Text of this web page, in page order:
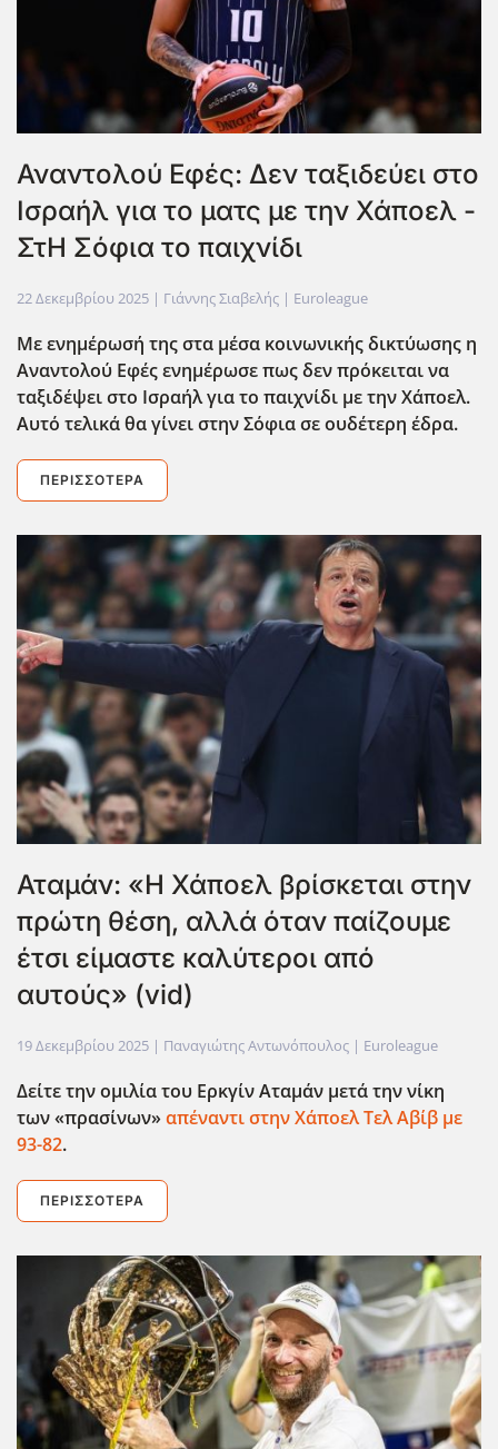
Αναντολού Εφές: Δεν ταξιδεύει στο
Ισραήλ για το ματς με την Χάποελ -
ΣτΗ Σόφια το παιχνίδι
22 Δεκεμβρίου 2025 | Γιάννης Σιαβελής | Euroleague
Με ενημέρωσή της στα μέσα κοινωνικής δικτύωσης η
Αναντολού Εφές ενημέρωσε πως δεν πρόκειται να
ταξιδέψει στο Ισραήλ για το παιχνίδι με την Χάποελ.
Αυτό τελικά θα γίνει στην Σόφια σε ουδέτερη έδρα.
ΠΕΡΙΣΣΌΤΕΡΑ
Αταμάν: «Η Χάποελ βρίσκεται στην
πρώτη θέση, αλλά όταν παίζουμε
έτσι είμαστε καλύτεροι από
αυτούς» (vid)
19 Δεκεμβρίου 2025 | Παναγιώτης Αντωνόπουλος | Euroleague
Δείτε την ομιλία του Ερκγίν Αταμάν μετά την νίκη
των «πρασίνων»απέναντι στην Χάποελ Τελ Αβίβ με
93-82.
ΠΕΡΙΣΣΌΤΕΡΑ